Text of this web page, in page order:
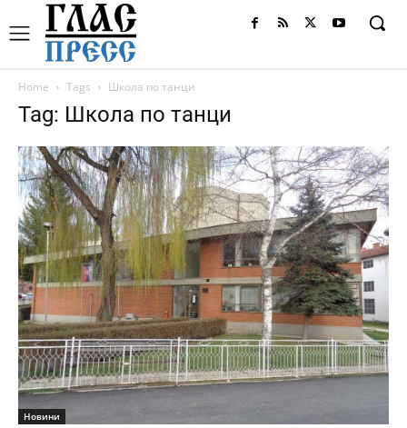
Home Tags Школа по танци
Tag: Школа по танци
Новини